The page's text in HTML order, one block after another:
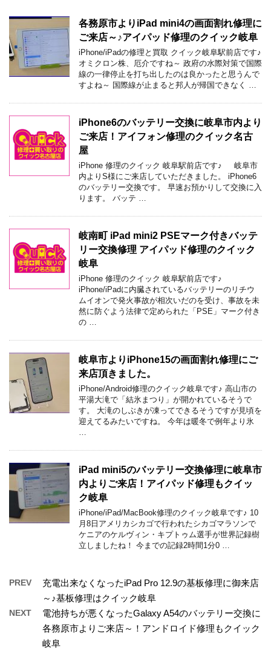
各務原市よりiPad mini4の画面割れ修理に
ご来店～♪アイパッド修理のクイック岐阜
iPhone/iPadの修理と買取 クイック岐阜駅前店です♪
オミクロン株、厄介ですね～ 政府の水際対策で国際
線の一律停止を打ち出したのは良かったと思うんで
すよね～ 国際線が止まると邦人が帰国できなく …
iPhone6のバッテリー交換に岐阜市内より
ご来店！アイフォン修理のクイック名古
屋
iPhone 修理のクイック 岐阜駅前店です♪ 岐阜市
内よりS様にご来店していただきました。 iPhone6
のバッテリー交換です。 早速お預かりして交換に入
ります。 バッテ …
岐南町 iPad mini2 PSEマーク付きバッテ
リー交換修理 アイパッド修理のクイック
岐阜
iPhone 修理のクイック 岐阜駅前店です♪
iPhone/iPadに内臓されているバッテリーのリチウ
ムイオンで発火事故が相次いだのを受け、事故を未
然に防ぐよう法律で定められた「PSE」マーク付き
の …
岐阜市よりiPhone15の画面割れ修理にご
来店頂きました。
iPhone/Android修理のクイック岐阜です♪ 高山市の
平湯大滝で「結氷まつり」が開かれているそうで
す。 大滝のしぶきが凍ってできるそうですが見頃を
迎えてるみたいですね。 今年は暖冬で例年より氷
iPad mini5のバッテリー交換修理に岐阜市
内よりご来店！アイパッド修理もクイッ
ク岐阜
iPhone/iPad/MacBook修理のクイック岐阜です♪ 10
月8日アメリカシカゴで行われたシカゴマラソンで
ケニアのケルヴィン・キプトゥム選手が世界記録樹
立しましたね！ 今までの記録2時間1分0 …
PREV
充電出来なくなったiPad Pro 12.9の基板修理に御来店
～♪基板修理はクイック岐阜
NEXT
電池持ちが悪くなったGalaxy A54のバッテリー交換に
各務原市よりご来店～！アンドロイド修理もクイック
岐阜